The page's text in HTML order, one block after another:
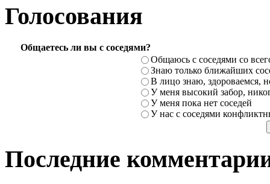
Голосования
Общаетесь ли вы с соседями?
Общаюсь с соседями со
Знаю только ближайших
В лицо знаю, здороваемся,
У меня высокий забор,
У меня пока нет соседей
У нас с соседями
Последние